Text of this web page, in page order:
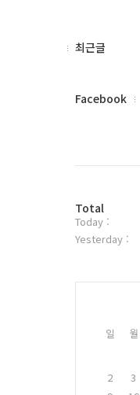
최
최근글
페
플
러
그
Facebook
방
문
자
Total
Today :
Yesterday :
일 월
2
3